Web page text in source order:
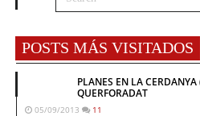
POSTS MÁS VISITADOS
PLANES EN LA
QUERFORADAT
05/09/2013 11